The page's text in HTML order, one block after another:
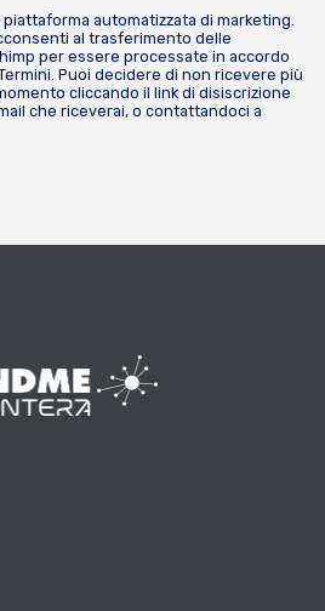
piattaforma automatizzata di marketing.
al trasferimento delle
per essere processate in accordo
. Puoi decidere di non ricevere più
cliccando il link di disiscrizione
che riceverai, o contattandoci a